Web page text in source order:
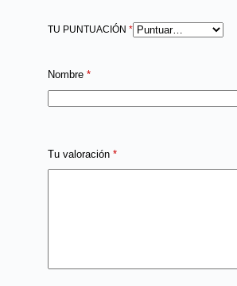
TU PUNTUACIÓN*
Nombre *
Tu valoración*